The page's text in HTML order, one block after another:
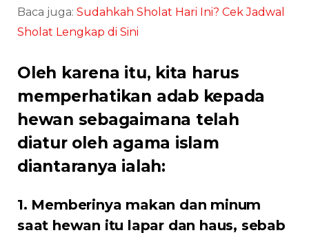
Baca juga: Sudahkah Sholat Hari Ini? Cek Jadwal
Sholat Lengkap di Sini
Oleh karena itu, kita harus
memperhatikan adab kepada
hewan sebagaimana telah
diatur oleh agama islam
diantaranya ialah:
1. Memberinya makan dan minum
saat hewan itu lapar dan haus, sebab